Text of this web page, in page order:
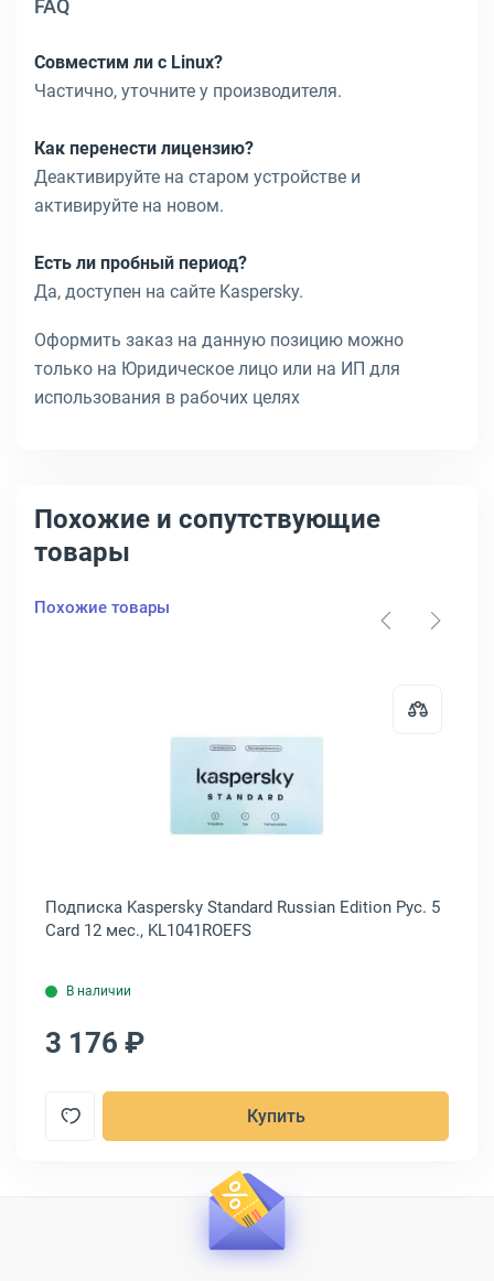
FAQ
Совместим ли с Linux?
Частично, уточните у производителя.
Как перенести лицензию?
Деактивируйте на старом устройстве и
активируйте на новом.
Есть ли пробный период?
Да, доступен на сайте Kaspersky.
Оформить заказ на данную позицию можно
только на Юридическое лицо или на ИП для
использования в рабочих целях
Похожие и сопутствующие
товары
Похожие товары
Kaspersky Total Security для бизнеса Рус. ESD 15-19 12
Открыть товар: Подписка
Подписка Kaspersky Standard Russian Edition Рус. 5
Card 12 мес., KL1041ROEFS
В наличии
3 176 ₽
Купить